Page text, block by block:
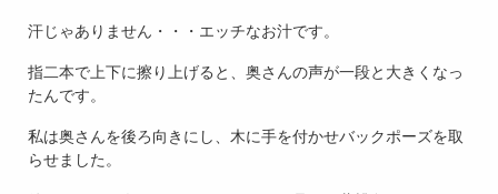
汗じゃありません・・・エッチなお汁です。
指二本で上下に擦り上げると、奥さんの声が一段と大きくなっ
たんです。
私は奥さんを後ろ向きにし、木に手を付かせバックポーズを取
らせました。